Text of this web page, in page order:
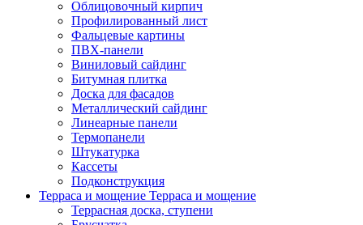
Облицовочный кирпич
Профилированный лист
Фальцевые картины
ПВХ-панели
Виниловый сайдинг
Битумная плитка
Доска для фасадов
Металлический сайдинг
Линеарные панели
Термопанели
Штукатурка
Кассеты
Подконструкция
Терраса и мощение Терраса и мощение
Террасная доска, ступени